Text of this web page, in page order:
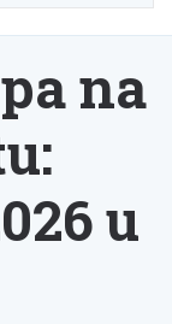
na
u